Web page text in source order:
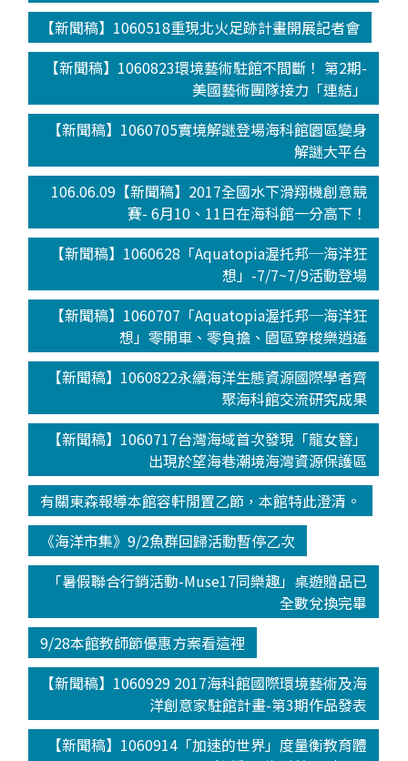
【新聞稿】1060518重現北火足跡計畫開展記者會
【新聞稿】1060823環境藝術駐館不間斷！ 第2期-
美國藝術團隊接力「連結」
【新聞稿】1060705實境解謎登場海科館園區變身
解謎大平台
106.06.09【新聞稿】2017全國水下滑翔機創意競
賽- 6月10、11日在海科館一分高下！
【新聞稿】1060628「Aquatopia渥托邦─海洋狂
想」-7/7~7/9活動登場
【新聞稿】1060707「Aquatopia渥托邦─海洋狂
想」零開車、零負擔、園區穿梭樂逍遙
【新聞稿】1060822永續海洋生態資源國際學者齊
聚海科館交流研究成果
【新聞稿】1060717台灣海域首次發現「龍女簪」
出現於望海巷潮境海灣資源保護區
有關東森報導本館容軒閒置乙節，本館特此澄清。
《海洋市集》9/2魚群回歸活動暫停乙次
「暑假聯合行銷活動-Muse17同樂趣」桌遊贈品已
全數兌換完畢
9/28本館教師節優惠方案看這裡
【新聞稿】1060929 2017海科館國際環境藝術及海
洋創意家駐館計畫-第3期作品發表
【新聞稿】1060914「加速的世界」度量衡教育體